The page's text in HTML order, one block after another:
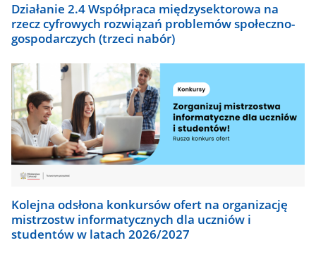
Działanie 2.4 Współpraca międzysektorowa na
rzecz cyfrowych rozwiązań problemów społeczno-
gospodarczych (trzeci nabór)
Kolejna odsłona konkursów ofert na organizację
mistrzostw informatycznych dla uczniów i
studentów w latach 2026/2027